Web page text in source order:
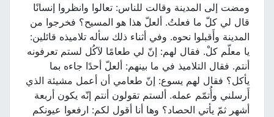
ومضت إلى المدينة وقالت للناس: تعالوا وانظروا إنسانًا
قال لي كلّ ما فعلتُ. ألعلّ هذا هو المسيح؟ فخرجوا من
المدينة وأَقبلوا نحوه. وفي أثناء ذلك سأله تلاميذه قائلين:
يا معلّم كلْ. فقال لهم: إنّ لي طعامًا لآكُل لستم تعرفونه
أنتم. فقال التلاميذ في ما بينهم: ألعلّ أحدًا جاءه بما
يأكل؟ فقال لهم يسوع: إنّ طعامي أن أعمل مشيئة الذي
أَرسلني وأُتمّم عمله. ألستم تقولون أنتم إنّه يكون أربعة
أشهر ثمّ يأتي الحصاد؟ وها أنا أقول لكم: ارفعوا عيونكم